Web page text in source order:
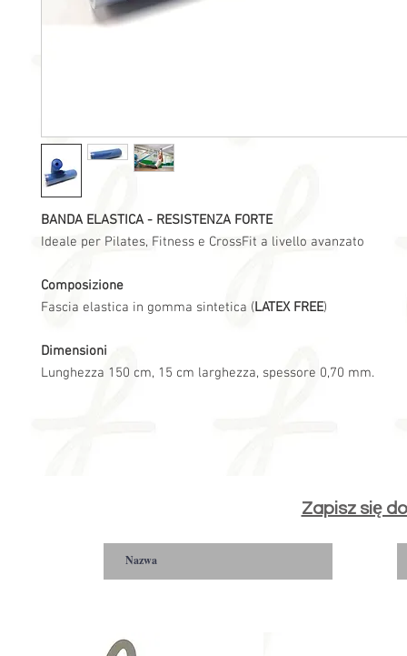
BANDA ELASTICA - RESISTENZA FORTE
Ideale per Pilates, Fitness e CrossFit a livello avanzato
Composizione
Fascia elastica in gomma sintetica (LATEX FREE)
Dimensioni
Lunghezza 150 cm, 15 cm larghezza, spessore 0,70 mm.
Zapisz się